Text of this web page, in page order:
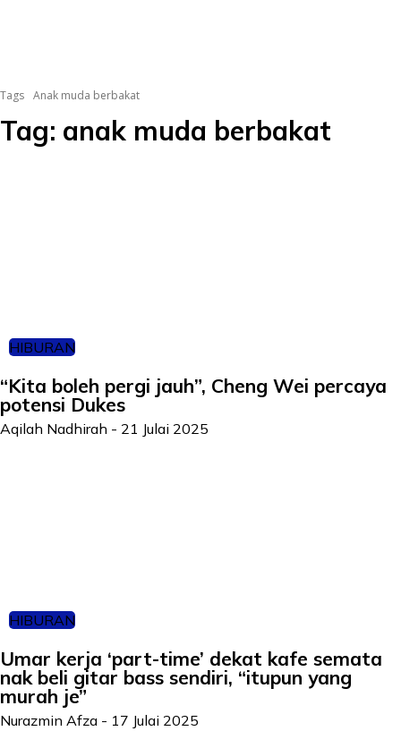
Tags Anak muda berbakat
Tag: anak muda berbakat
HIBURAN
“Kita boleh pergi jauh”, Cheng Wei percaya
potensi Dukes
Aqilah Nadhirah - 21 Julai 2025
HIBURAN
Umar kerja ‘part-time’ dekat kafe semata
nak beli gitar bass sendiri, “itupun yang
murah je”
Nurazmin Afza - 17 Julai 2025